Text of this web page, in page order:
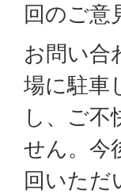
回のご意
お問い合
場に駐車
し、ご
せん。今
回いただ